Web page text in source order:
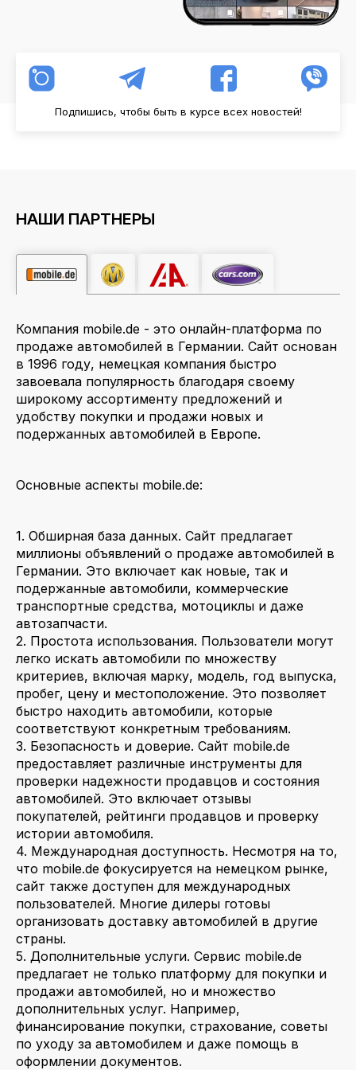
Подпишись, чтобы быть в курсе всех новостей!
НАШИ ПАРТНЕРЫ
Компания mobile.de - это онлайн-платформа по
продаже автомобилей в Германии. Сайт основан
в 1996 году, немецкая компания быстро
завоевала популярность благодаря своему
широкому ассортименту предложений и
удобству покупки и продажи новых и
подержанных автомобилей в Европе.
Основные аспекты mobile.de:
1. Обширная база данных. Сайт предлагает
миллионы объявлений о продаже автомобилей в
Германии. Это включает как новые, так и
подержанные автомобили, коммерческие
транспортные средства, мотоциклы и даже
автозапчасти.
2. Простота использования. Пользователи могут
легко искать автомобили по множеству
критериев, включая марку, модель, год выпуска,
пробег, цену и местоположение. Это позволяет
быстро находить автомобили, которые
соответствуют конкретным требованиям.
3. Безопасность и доверие. Сайт mobile.de
предоставляет различные инструменты для
проверки надежности продавцов и состояния
автомобилей. Это включает отзывы
покупателей, рейтинги продавцов и проверку
истории автомобиля.
4. Международная доступность. Несмотря на то,
что mobile.de фокусируется на немецком рынке,
сайт также доступен для международных
пользователей. Многие дилеры готовы
организовать доставку автомобилей в другие
страны.
5. Дополнительные услуги. Сервис mobile.de
предлагает не только платформу для покупки и
продажи автомобилей, но и множество
дополнительных услуг. Например,
финансирование покупки, страхование, советы
по уходу за автомобилем и даже помощь в
оформлении документов.